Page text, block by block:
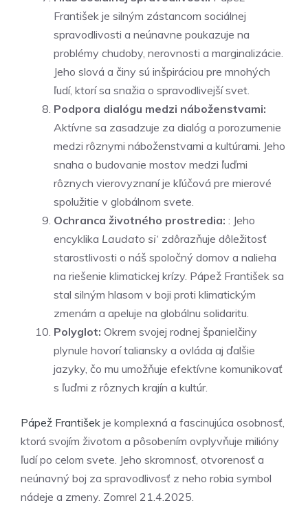
František je silným zástancom sociálnej
spravodlivosti a neúnavne poukazuje na
problémy chudoby, nerovnosti a marginalizácie.
Jeho slová a činy sú inšpiráciou pre mnohých
ľudí, ktorí sa snažia o spravodlivejší svet.
Podpora dialógu medzi náboženstvami:
Aktívne sa zasadzuje za dialóg a porozumenie
medzi rôznymi náboženstvami a kultúrami. Jeho
snaha o budovanie mostov medzi ľuďmi
rôznych vierovyznaní je kľúčová pre mierové
spolužitie v globálnom svete.
Ochranca životného prostredia: : Jeho
encyklika Laudato si‘ zdôrazňuje dôležitosť
starostlivosti o náš spoločný domov a nalieha
na riešenie klimatickej krízy. Pápež František sa
stal silným hlasom v boji proti klimatickým
zmenám a apeluje na globálnu solidaritu.
Polyglot: Okrem svojej rodnej španielčiny
plynule hovorí taliansky a ovláda aj ďalšie
jazyky, čo mu umožňuje efektívne komunikovať
s ľuďmi z rôznych krajín a kultúr.
Pápež František je komplexná a fascinujúca osobnosť,
ktorá svojím životom a pôsobením ovplyvňuje milióny
ľudí po celom svete. Jeho skromnosť, otvorenosť a
neúnavný boj za spravodlivosť z neho robia symbol
nádeje a zmeny. Zomrel 21.4.2025.